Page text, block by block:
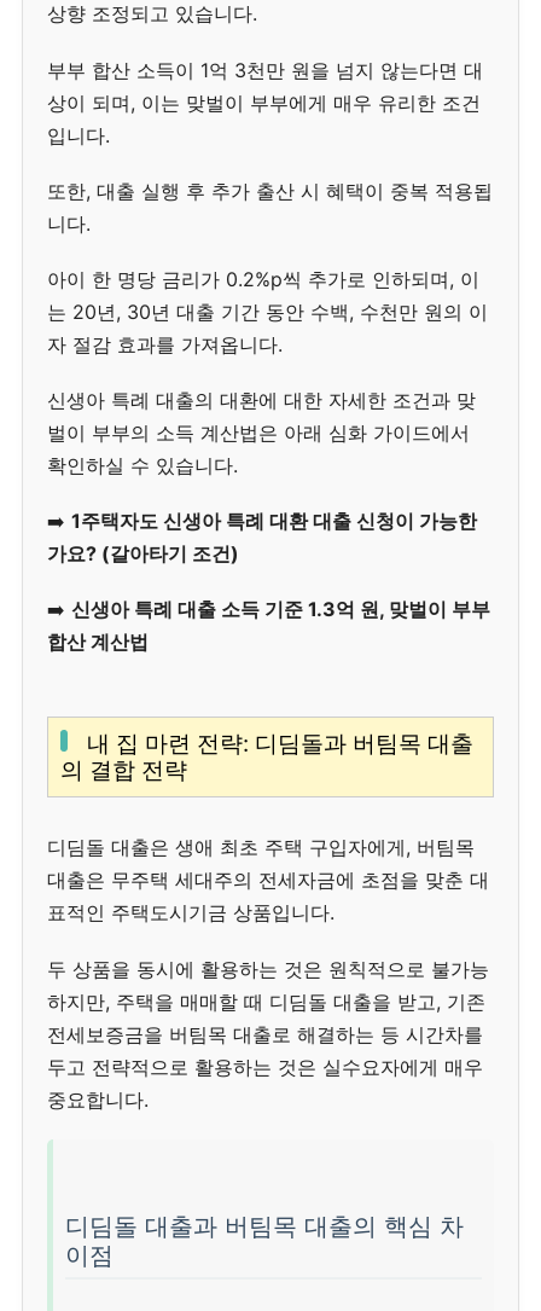
상향 조정되고 있습니다.
부부 합산 소득이 1억 3천만 원을 넘지 않는다면 대
상이 되며, 이는 맞벌이 부부에게 매우 유리한 조건
입니다.
또한, 대출 실행 후 추가 출산 시 혜택이 중복 적용됩
니다.
아이 한 명당 금리가 0.2%p씩 추가로 인하되며, 이
는 20년, 30년 대출 기간 동안 수백, 수천만 원의 이
자 절감 효과를 가져옵니다.
신생아 특례 대출의 대환에 대한 자세한 조건과 맞
벌이 부부의 소득 계산법은 아래 심화 가이드에서
확인하실 수 있습니다.
➡️ 1주택자도 신생아 특례 대환 대출 신청이 가능한
가요? (갈아타기 조건)
➡️ 신생아 특례 대출 소득 기준 1.3억 원, 맞벌이 부부
합산 계산법
내 집 마련 전략: 디딤돌과 버팀목 대출
의 결합 전략
디딤돌 대출은 생애 최초 주택 구입자에게, 버팀목
대출은 무주택 세대주의 전세자금에 초점을 맞춘 대
표적인 주택도시기금 상품입니다.
두 상품을 동시에 활용하는 것은 원칙적으로 불가능
하지만, 주택을 매매할 때 디딤돌 대출을 받고, 기존
전세보증금을 버팀목 대출로 해결하는 등 시간차를
두고 전략적으로 활용하는 것은 실수요자에게 매우
중요합니다.
디딤돌 대출과 버팀목 대출의 핵심 차
이점